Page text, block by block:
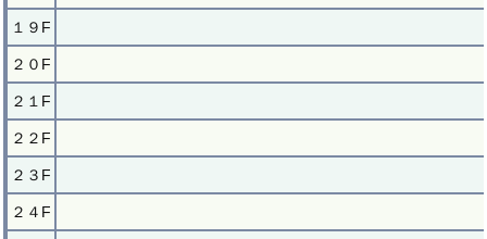
１９F
２０F
２１F
２２F
２３F
２４F